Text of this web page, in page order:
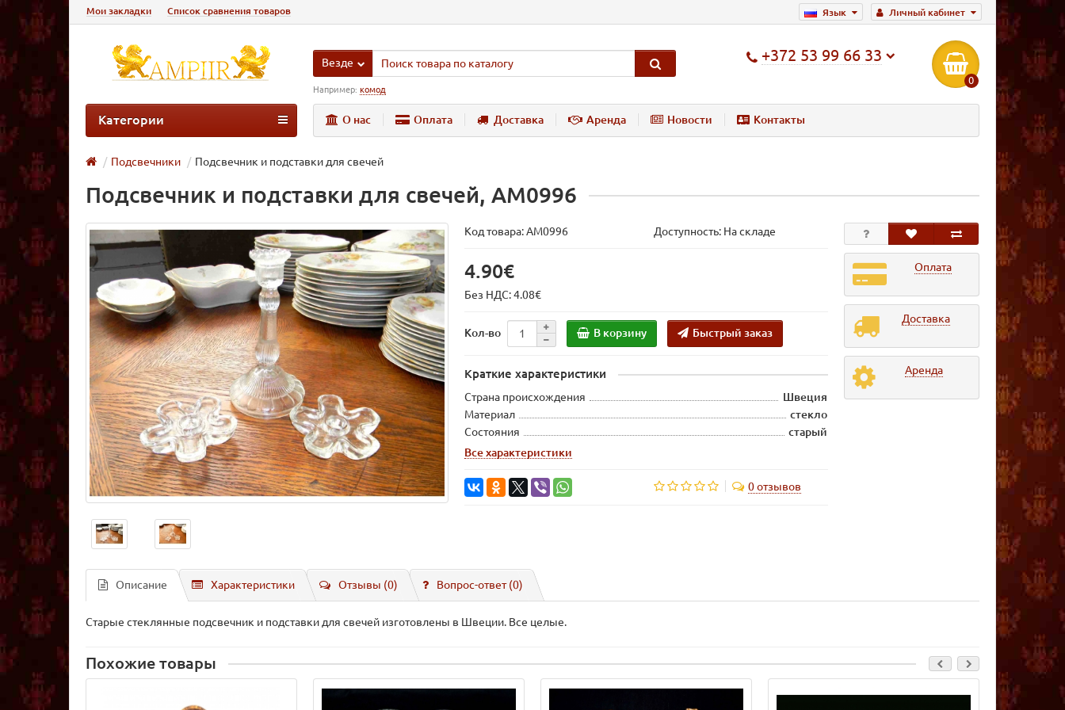
Личный кабинет
Язык
Мои закладки Список сравнения товаров
+372 53 99 66 33
0
Везде
Например: комод
О нас Оплата Доставка Аренда Новости Контакты
Категории
Подсвечники Подсвечник и подставки для свечей
Подсвечник и подставки для свечей, AM0996
Код товара:AM0996 Доступность: На складе
4.90€
Без НДС: 4.08€
Кол-во В корзину Быстрый заказ
Краткие характеристики
Страна происхождения
Швеция
Материал
стекло
Состояния
старый
Все характеристики
0 отзывов
Оплата
Доставка
Аренда
Описание Характеристики Отзывы (0) Вопрос-ответ(0)
Старые стеклянные подсвечник и подставки для свечей изготовлены в Швеции. Все целые.
Похожие товары